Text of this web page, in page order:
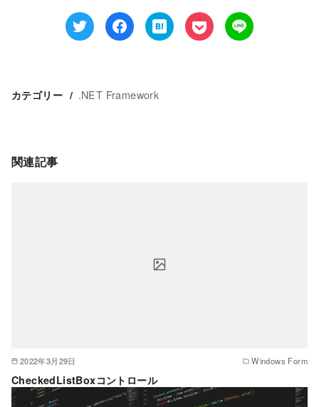
カテゴリー .NET Framework
関連記事
2022年3月29日 Windows Form
CheckedListBoxコントロール